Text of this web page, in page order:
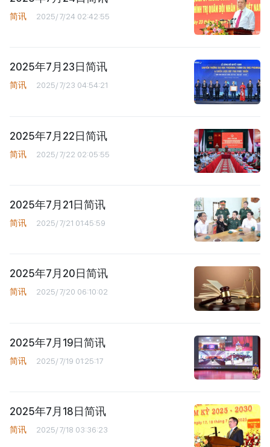
简讯 2025/7/24 02:42:55
2025年7月23日简讯
简讯 2025/7/23 04:54:21
2025年7月22日简讯
简讯 2025/7/22 02:05:55
2025年7月21日简讯
简讯 2025/7/21 01:45:59
2025年7月20日简讯
简讯 2025/7/20 06:10:02
2025年7月19日简讯
简讯 2025/7/19 01:25:17
2025年7月18日简讯
简讯 2025/7/18 03:36:23